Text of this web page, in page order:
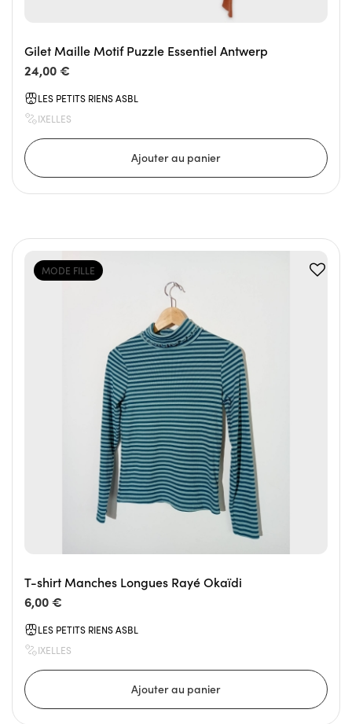
Gilet Maille Motif Puzzle Essentiel Antwerp
24,00 €
LES PETITS RIENS ASBL
IXELLES
MODE FILLE
T-shirt Manches Longues Rayé Okaïdi
6,00 €
LES PETITS RIENS ASBL
IXELLES